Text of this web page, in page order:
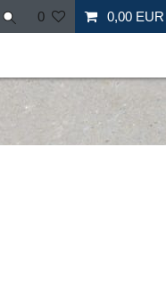
0 0,00 EUR
Mais desporto